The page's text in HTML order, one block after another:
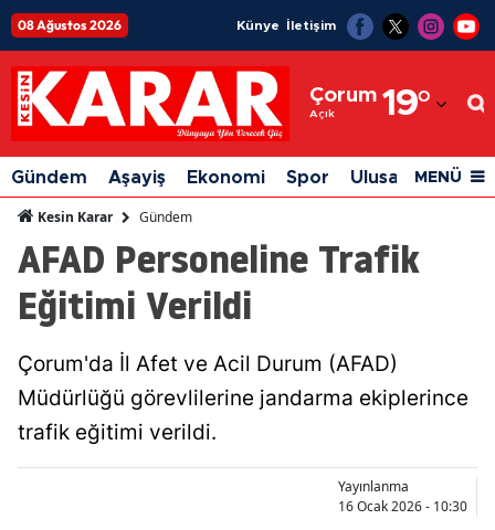
08 Ağustos 2026 Künye İletişim
Çorum
Açık 19°
Adıyaman
Afyonkarahisar
Ağrı
Amasya
Balıkesir
Bilecik
Gündem Aşayiş Ekonomi Spor Ulusal Siyaset
MENÜ
Kesin Karar Gündem
AFAD Personeline Trafik
Eğitimi Verildi
Çorum'da İl Afet ve Acil Durum (AFAD)
Müdürlüğü görevlilerine jandarma ekiplerince
trafik eğitimi verildi.
Yayınlanma
16 Ocak 2026 - 10:30